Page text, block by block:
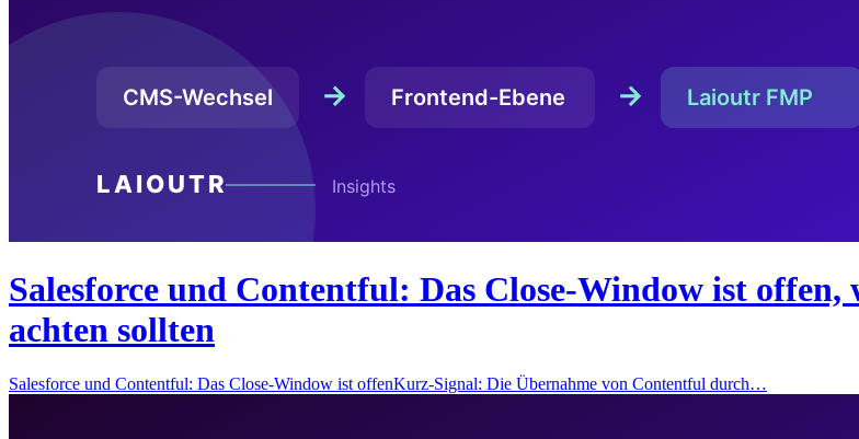
Salesforce und Contentful: Das Close-Window ist
achten sollten
Salesforce und Contentful: Das Close-Window ist offenKurz-Signal: Die Übernahme von Contentful durch…